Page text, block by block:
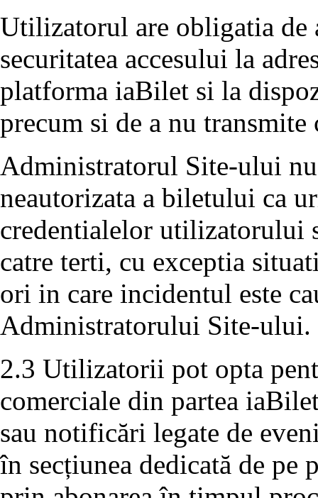
Utilizatorul are obligatia de
securitatea accesului la
platforma iaBilet si la
precum si de a nu
Administratorul Site-ului
neautorizata a biletului ca
credentialelor utilizatorului
catre terti, cu exceptia
ori in care incidentul este
Administratorului Site-ului.
2.3 Utilizatorii pot opta
comerciale din partea
sau notificări legate de
în secțiunea dedicată de pe